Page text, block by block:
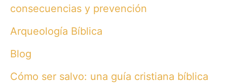
o
r
consecuencias y prevención
Arqueología Bíblica
Blog
Cómo ser salvo: una guía cristiana bíblica